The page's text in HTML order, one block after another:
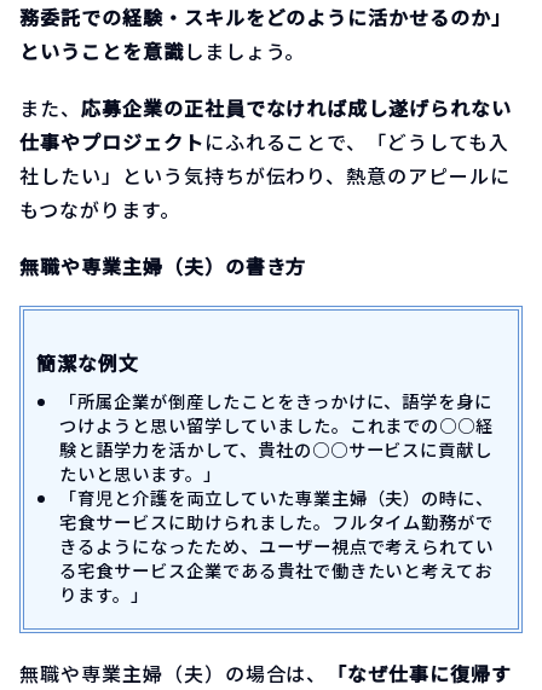
務委託での経験・スキルをどのように活かせるのか」
ということを意識しましょう。
また、 応募企業の正社員でなければ成し遂げられない
仕事やプロジェクトにふれることで、「どうしても入
社したい」という気持ちが伝わり、熱意のアピールに
もつながります。
無職や専業主婦（夫）の書き方
簡潔な例文
「所属企業が倒産したことをきっかけに、語学を身に
つけようと思い留学していました。これまでの○○経
験と語学力を活かして、貴社の○○サービスに貢献し
たいと思います。」
「育児と介護を両立していた専業主婦（夫）の時に、
宅食サービスに助けられました。フルタイム勤務がで
きるようになったため、ユーザー視点で考えられてい
る宅食サービス企業である貴社で働きたいと考えてお
ります。」
無職や専業主婦（夫）の場合は、
「なぜ仕事に復帰す